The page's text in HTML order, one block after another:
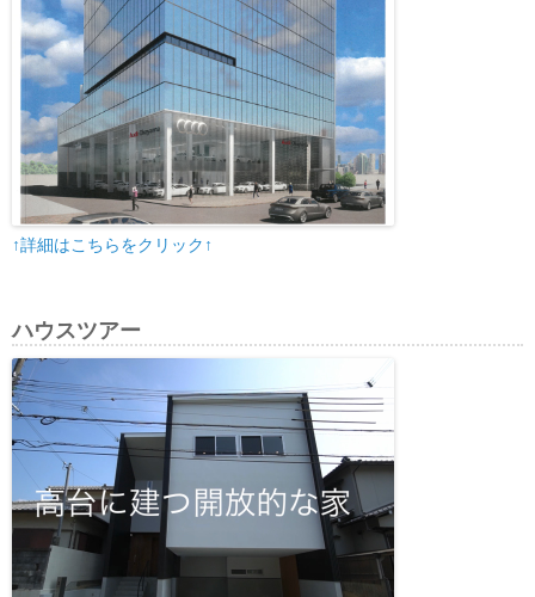
↑詳細はこちらをクリック↑
ハウスツアー